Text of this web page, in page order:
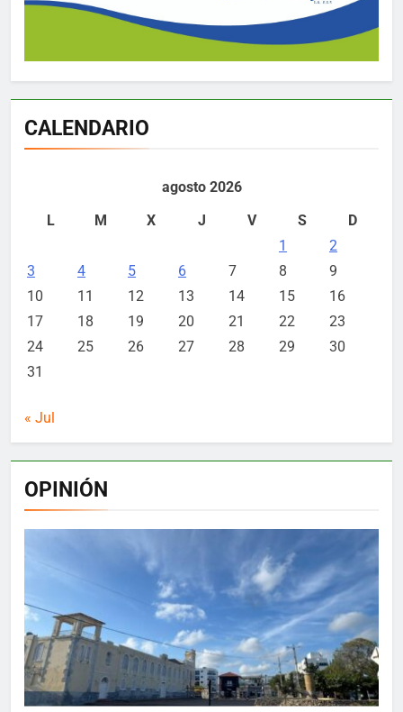
CALENDARIO
agosto 2026
L
M X J V S
D
1
2
3
4 5 6 7 8
9
10
11 12 13 14 15
16
17
18 19 20 21 22
23
24
25 26 27 28 29
30
31
« Jul
OPINIÓN